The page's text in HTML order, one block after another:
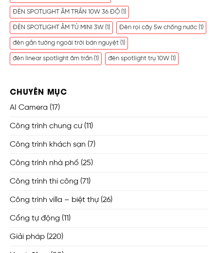
ĐÈN SPOTLIGHT ÂM TRẦN 10W 36 ĐỘ (1)
ĐÈN SPOTLIGHT ÂM TỦ MINI 3W (1) Đèn rọi cây 5w chống nước (1)
đèn gắn tường ngoài trời bán nguyệt (1)
đèn linear spotlight âm trần (1) đèn spotlight trụ 10W (1)
CHUYÊN MỤC
AI Camera (17)
Công trình chung cư(11)
Công trình khách sạn (7)
Công trình nhà phố (25)
Công trình thi công (71)
Công trình villa – biệt thự(26)
Cổng tự động (11)
Giải pháp (220)